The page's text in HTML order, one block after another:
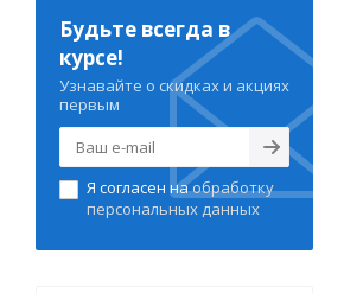
Будьте всегда в
курсе!
Узнавайте о скидках и акциях
первым
Я согласен наобработку
персональных данных